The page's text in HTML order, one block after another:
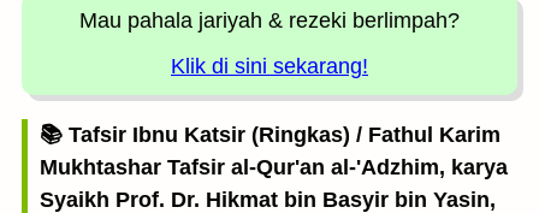
Mau pahala jariyah & rezeki berlimpah?
Klik di sini sekarang!
📚 Tafsir Ibnu Katsir (Ringkas) / Fathul Karim
Mukhtashar Tafsir al-Qur'an al-'Adzhim, karya
Syaikh Prof. Dr. Hikmat bin Basyir bin Yasin,